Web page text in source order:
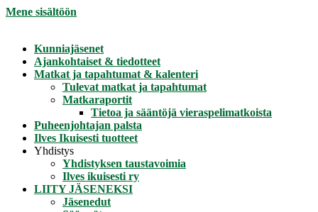
Mene sisältöön
Kunniajäsenet
Ajankohtaiset & tiedotteet
Matkat ja tapahtumat & kalenteri
Tulevat matkat ja tapahtumat
Matkaraportit
Tietoa ja sääntöjä vieraspelimatkoista
Puheenjohtajan palsta
Ilves Ikuisesti tuotteet
Yhdistys
Yhdistyksen taustavoimia
Ilves ikuisesti ry
LIITY JÄSENEKSI
Jäsenedut